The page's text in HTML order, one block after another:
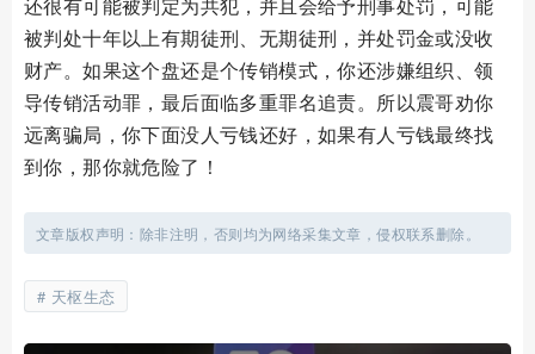
被判处十年以上有期徒刑、无期徒刑，并处罚金或没收
财产。如果这个盘还是个传销模式，你还涉嫌组织、领
导传销活动罪，最后面临多重罪名追责。所以震哥劝你
远离骗局，你下面没人亏钱还好，如果有人亏钱最终找
到你，那你就危险了！
文章版权声明：除非注明，否则均为网络采集文章，侵权联系删除。
天枢生态